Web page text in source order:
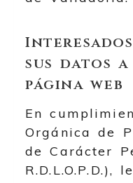
sus datos
página web
En
Orgánica de
de Carácter
R.D.L.O.P.D.),